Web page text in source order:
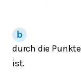
durch die Punkte
ist.